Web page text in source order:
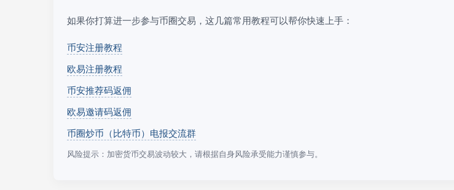
如果你打算进一步参与币圈交易，这几篇常用教程可以帮你快速上手：
币安注册教程
欧易注册教程
币安推荐码返佣
欧易邀请码返佣
币圈炒币（比特币）电报交流群
风险提示：加密货币交易波动较大，请根据自身风险承受能力谨慎参与。